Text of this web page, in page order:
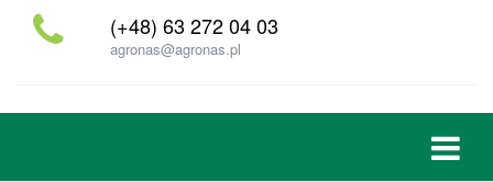
(+48) 63 272 04 03
agronas@agronas.pl